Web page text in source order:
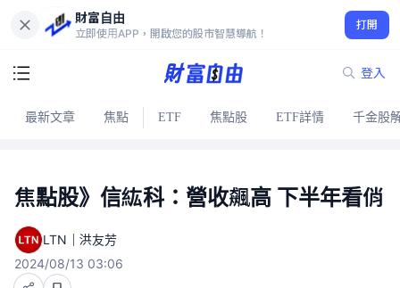
財富自由
立即使用APP，開啟您的股市智慧導航！
打開
登入
最新文章 焦點 ETF 焦點股 ETF詳情 千金股
焦點股》信紘科：營收飆高 下半年看俏
LTN｜洪友芳
2024/08/13 03:06